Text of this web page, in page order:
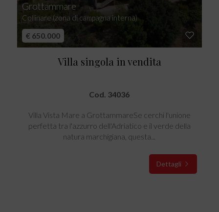
Grottammare
Collinare (zona di campagna interna)
€ 650.000
Villa singola in vendita
Cod. 34036
Villa Vista Mare a GrottammareSe cerchi l'unione
perfetta tra l'azzurro dell'Adriatico e il verde della
natura marchigiana, questa...
Dettagli